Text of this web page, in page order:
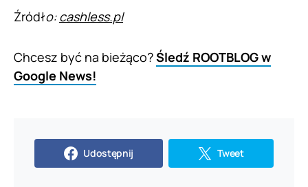
Źródło:cashless.pl
Chcesz być na bieżąco?Śledź ROOTBLOG w
Google News!
Udostępnij Tweet